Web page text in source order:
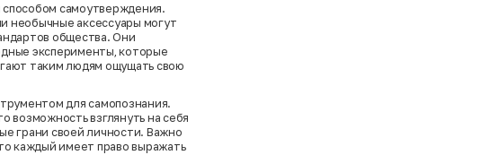
самоутверждения.
необычные аксессуары могут
общества. Они
эксперименты, которые
таким людям ощущать свою
для самопознания.
возможность взглянуть на себя
грани своей личности. Важно
каждый имеет право выражать